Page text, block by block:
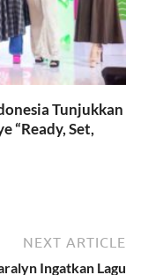
Tunjukkan
“Ready, Set,
NEXT ARTICLE
Ingatkan Lagu